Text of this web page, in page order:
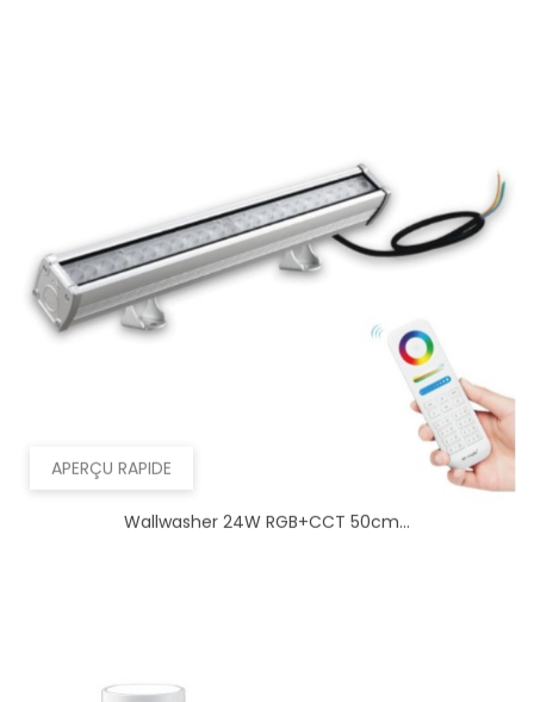
Wallwasher 24W RGB+CCT 50cm...